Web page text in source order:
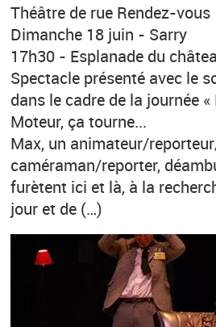
Théâtre de rue Rendez-vous
Dimanche 18 juin - Sarry
17h30 - Esplanade du
Spectacle présenté avec le
dans le cadre de la journée
Moteur, ça tourne...
Max, un animateur/
caméraman/reporter,
furètent ici et là, à la
jour et de (…)